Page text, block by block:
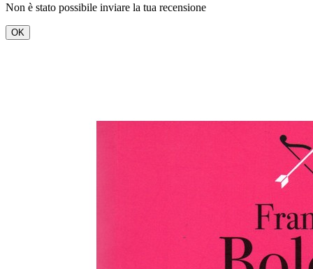
Non è stato possibile inviare la tua recensione
OK